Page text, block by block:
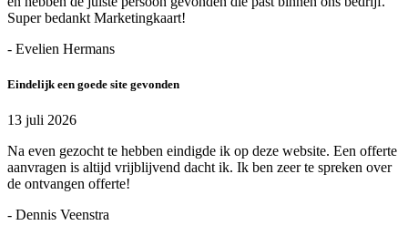
Super bedankt Marketingkaart!
- Evelien Hermans
Eindelijk een goede site gevonden
13 juli 2026
Na even gezocht te hebben eindigde ik op deze website. Een offerte
aanvragen is altijd vrijblijvend dacht ik. Ik ben zeer te spreken over
de ontvangen offerte!
- Dennis Veenstra